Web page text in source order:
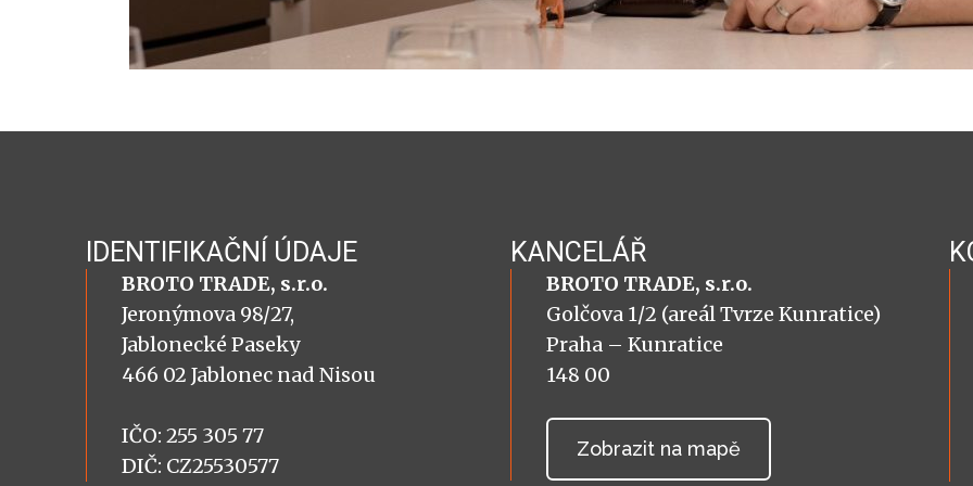
IDENTIFIKAČNÍ ÚDAJE
BROTO TRADE, s.r.o.
Jeronýmova 98/27,
Jablonecké Paseky
466 02 Jablonec nad Nisou
IČO: 255 305 77
DIČ: CZ25530577
KANCELÁŘ
BROTO TRADE, s.r.o.
Golčova 1/2 (areál Tvrze Kunratice)
Praha – Kunratice
148 00
Zobrazit na mapě